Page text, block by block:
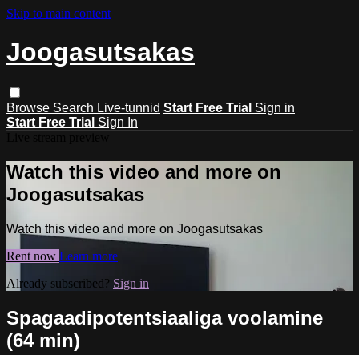
Skip to main content
Joogasutsakas
Browse Search Live-tunnid Start Free Trial Sign in
Start Free Trial Sign In
Watch this video and more on
Joogasutsakas
Watch this video and more on Joogasutsakas
Rent now Learn more
Already subscribed? Sign in
Spagaadipotentsiaaliga voolamine
(64 min)